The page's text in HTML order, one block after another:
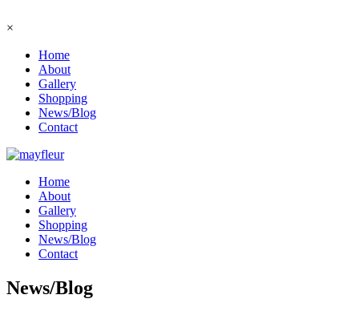
×
Home
About
Gallery
Shopping
News/Blog
Contact
Home
About
Gallery
Shopping
News/Blog
Contact
News/Blog